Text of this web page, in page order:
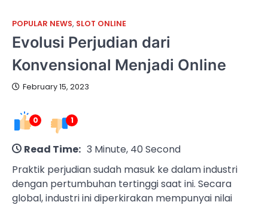
POPULAR NEWS, SLOT ONLINE
Evolusi Perjudian dari
Konvensional Menjadi Online
February 15, 2023
0 1
Read Time: 3 Minute, 40 Second
Praktik perjudian sudah masuk ke dalam industri
dengan pertumbuhan tertinggi saat ini. Secara
global, industri ini diperkirakan mempunyai nilai